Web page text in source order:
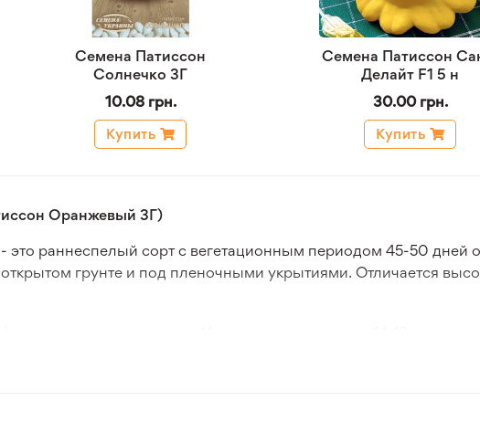
Семена Патиссон
Солнечко 3Г
10.08 грн.
Купить
Семена Патиссон
Делайт F1 5 н
30.00 грн.
Купить
Оранжевый 3Г)
раннеспелый сорт с вегетационным периодом 45-50 дней
грунте и под пленочными укрытиями. Отличается
поверхности. Мякоть светло-оранжевого цвета, плотная и